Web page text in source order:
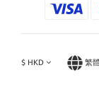
$ HKD 繁